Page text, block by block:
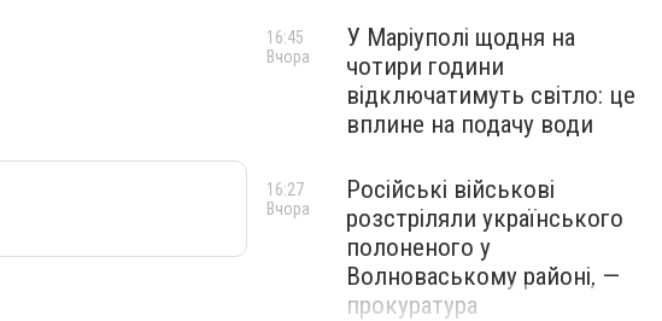
У Маріуполі щодня на
чотири години
відключатимуть світло: це
вплине на подачу води
16:45
Вчора
Російські військові
розстріляли українського
полоненого у
Волноваському районі, —
прокуратура
16:27
Вчора